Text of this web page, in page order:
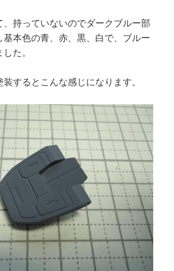
、持っていないのでダークブルー部
基本色の青、赤、黒、白で、ブルー
た。
するとこんな感じになります。